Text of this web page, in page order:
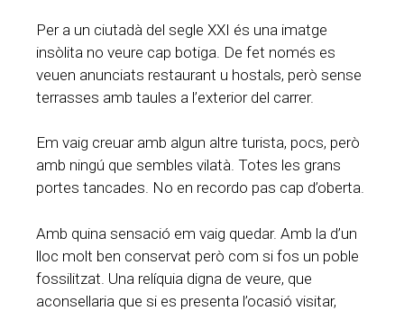
Per a un ciutadà del segle XXI és una imatge
insòlita no veure cap botiga. De fet només es
veuen anunciats restaurant u hostals, però sense
terrasses amb taules a l’exterior del carrer.
Em vaig creuar amb algun altre turista, pocs, però
amb ningú que sembles vilatà. Totes les grans
portes tancades. No en recordo pas cap d’oberta.
Amb quina sensació em vaig quedar. Amb la d’un
lloc molt ben conservat però com si fos un poble
fossilitzat. Una relíquia digna de veure, que
aconsellaria que si es presenta l’ocasió visitar,